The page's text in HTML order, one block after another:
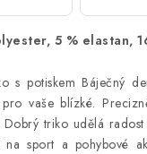
5 % elastan,
s potiskem Báječný
vaše blízké.
triko udělá
sport a pohybové